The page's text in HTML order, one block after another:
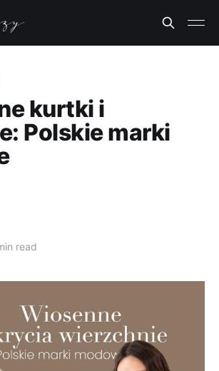
kurtki i
Polskie marki
read